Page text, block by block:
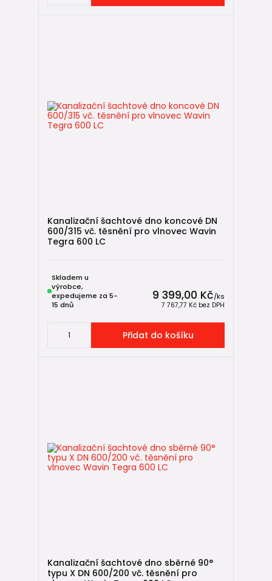
Kanalizační šachtové dno koncové DN
600/315 vč. těsnění pro vlnovec Wavin
Tegra 600 LC
9 399,00 Kč/ks
7 767,77 Kč bez DPH
Skladem u
výrobce,
expedujeme za 5-
15 dnů
Přidat do košíku
Kanalizační šachtové dno sběrné 90°
typu X DN 600/200 vč. těsnění pro